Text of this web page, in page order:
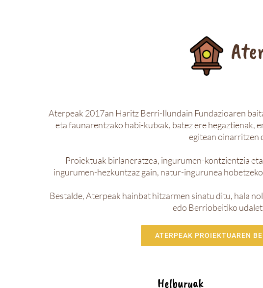
Aterpeak 2017an Haritz Berri-Ilundain Fundazioaren
eta faunarentzako habi-kutxak, batez ere hegaztienak,
egitean oinarritzen
Proiektuak birlaneratzea, ingurumen-kontzientzia
ingurumen-hezkuntzaz gain, natur-ingurunea
Bestalde, Aterpeak hainbat hitzarmen sinatu ditu, hala
edo Berriobeitiko
ATERPEAK PROIEKTUAREN
Helburuak